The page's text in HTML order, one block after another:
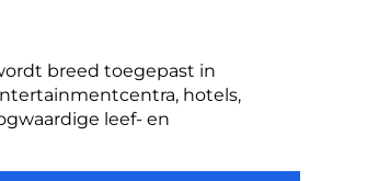
breed toegepast in
hotels,
leef- en